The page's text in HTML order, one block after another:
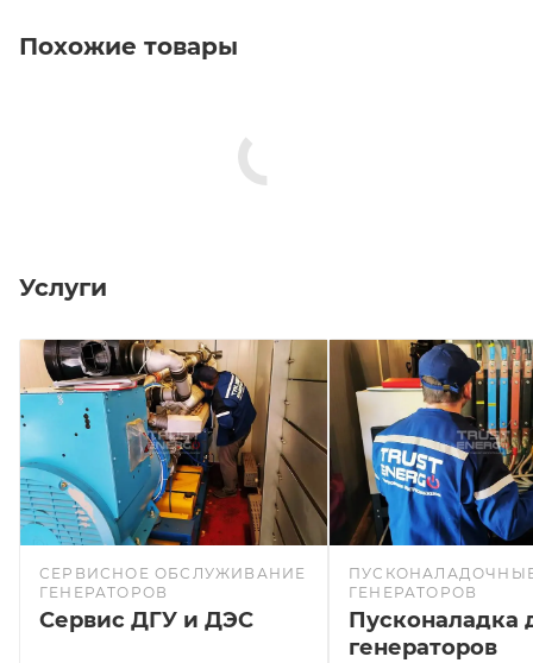
Похожие товары
Услуги
СЕРВИСНОЕ ОБСЛУЖИВАНИЕ
ГЕНЕРАТОРОВ
Сервис ДГУ и ДЭС
ГЕНЕРАТОРОВ
Пусконаладка
генераторов